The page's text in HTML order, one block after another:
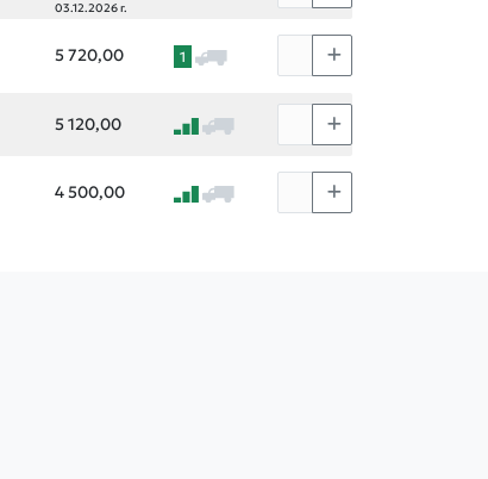
03.12.2026 г.
5 720,00 1
5 120,00
4 500,00